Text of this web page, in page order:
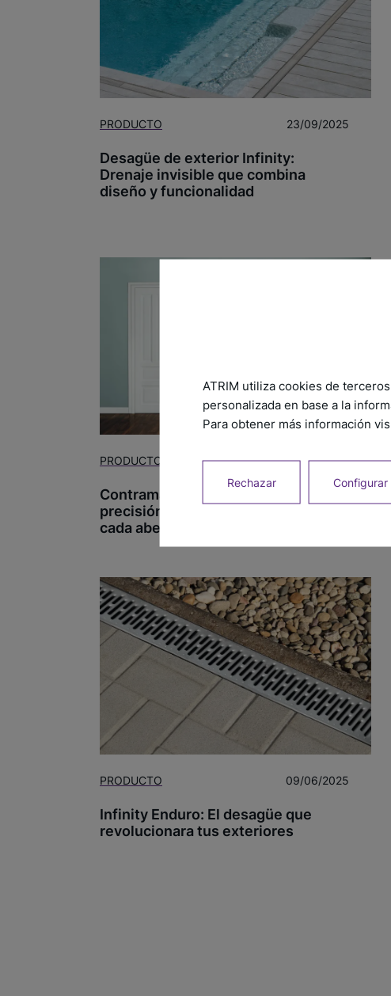
PRODUCTO 23/09/2025
Desagüe de exterior Infinity:
Drenaje invisible que combina
diseño y funcionalidad
PRODUCTO 15/08/2025
Contramarcos EPSILON:
precisión, diseño y durabilidad en
cada abertura
PRODUCTO 09/06/2025
Infinity Enduro: El desagüe que
revolucionara tus exteriores
ATRIM utiliza cookies de
personalizada en base a la
Para obtener más información
Rechazar Configurar